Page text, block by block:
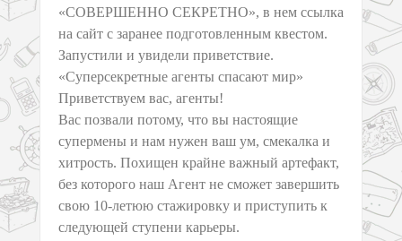
«СОВЕРШЕННО СЕКРЕТНО», в нем ссылка
на сайт с заранее подготовленным квестом.
Запустили и увидели приветствие.
«Суперсекретные агенты спасают мир»
Приветствуем вас, агенты!
Вас позвали потому, что вы настоящие
супермены и нам нужен ваш ум, смекалка и
хитрость. Похищен крайне важный артефакт,
без которого наш Агент не сможет завершить
свою 10-летюю стажировку и приступить к
следующей ступени карьеры.